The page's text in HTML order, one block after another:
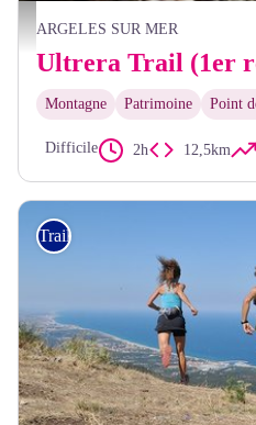
StockSnap_SA83WAUPEP
ARGELES SUR MER
Ultrera Trail (1er
Montagne Patrimoine Point
Difficile 2h 12,5km
Trail